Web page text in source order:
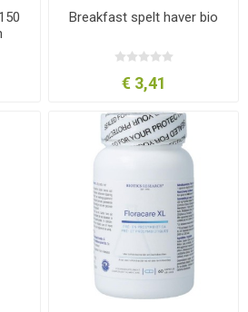
Breakfast spelt haver bio
€ 3,41